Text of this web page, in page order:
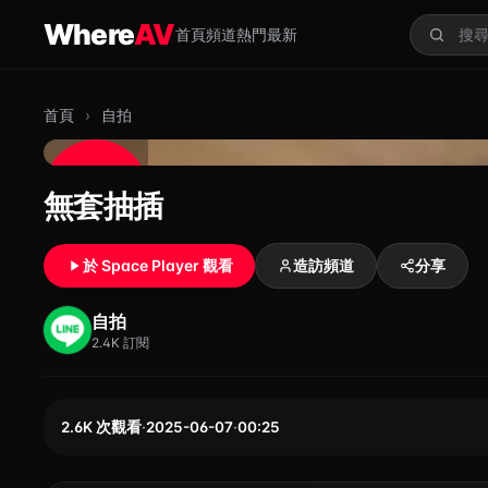
WhereAV首頁頻道熱門最新
搜尋
首頁 › 自拍
00:25
HD
無套抽插
於 Space Player 觀看 造訪頻道 分享
自拍
2.4K 訂閱
2.6K 次觀看·2025-06-07·00:25